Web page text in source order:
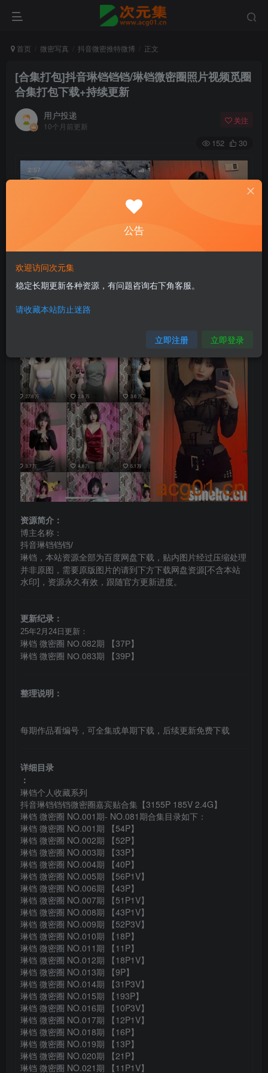
首页 微密写真 抖音微密推特微博 正文
[合集打包]抖音琳铛铛铛/琳铛微密圈照片视频觅圈
合集打包下载+持续更新
用户投递
10个月前更新
关注
152 30
资源简介：
博主名称：
抖音琳铛铛铛/
琳铛 ，本站资源全部为百度网盘下载，贴内图片经过压缩处理
并非原图，需要原版图片的请到下方下载网盘资源[不含本站
水印]，资源永久有效，跟随官方更新进度。
更新纪录：
25年2月24日更新：
琳铛 微密圈 NO.082期 【37P】
琳铛 微密圈 NO.083期 【39P】
整理说明：
每期作品看编号，可全集或单期下载，后续更新免费下载
详细目录
：
琳铛个人收藏系列
抖音琳铛铛铛微密圈嘉宾贴合集【3155P 185V 2.4G】
琳铛 微密圈 NO.001期- NO.081期合集目录如下：
琳铛 微密圈 NO.001期 【54P】
琳铛 微密圈 NO.002期 【52P】
琳铛 微密圈 NO.003期 【33P】
琳铛 微密圈 NO.004期 【40P】
琳铛 微密圈 NO.005期 【56P1V】
琳铛 微密圈 NO.006期 【43P】
琳铛 微密圈 NO.007期 【51P1V】
琳铛 微密圈 NO.008期 【43P1V】
琳铛 微密圈 NO.009期 【52P3V】
琳铛 微密圈 NO.010期 【18P】
琳铛 微密圈 NO.011期 【11P】
琳铛 微密圈 NO.012期 【18P1V】
琳铛 微密圈 NO.013期 【9P】
琳铛 微密圈 NO.014期 【31P3V】
琳铛 微密圈 NO.015期 【193P】
琳铛 微密圈 NO.016期 【10P3V】
琳铛 微密圈 NO.017期 【12P1V】
琳铛 微密圈 NO.018期 【16P】
琳铛 微密圈 NO.019期 【13P】
琳铛 微密圈 NO.020期 【21P】
琳铛 微密圈 NO.021期 【11P1V】
公告
欢迎访问次元集
稳定长期更新各种资源，有问题咨询右下角客服。
请收藏本站防止迷路
立即注册 立即登录